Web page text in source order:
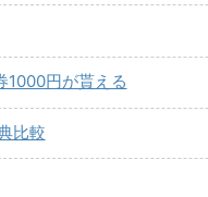
1000円が貰える
比較